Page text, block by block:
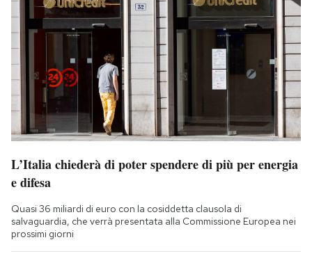
L’Italia chiederà di poter spendere di più per energia
e difesa
Quasi 36 miliardi di euro con la cosiddetta clausola di
salvaguardia, che verrà presentata alla Commissione Europea nei
prossimi giorni